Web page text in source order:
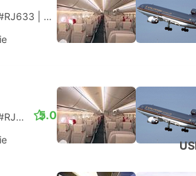
Classe économique
|Classe économique
5.0